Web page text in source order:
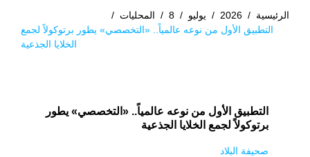
الرئيسية /
2026
/ يوليو /
8
/ المحليات /
التطبيق الأول من نوعه عالمياً.. «التخصصي» يطور برتوكولاً لجمع
الخلايا الجذعية
التطبيق الأول من نوعه عالمياً.. «التخصصي» يطور
برتوكولاً لجمع الخلايا الجذعية
صحيفة البلاد